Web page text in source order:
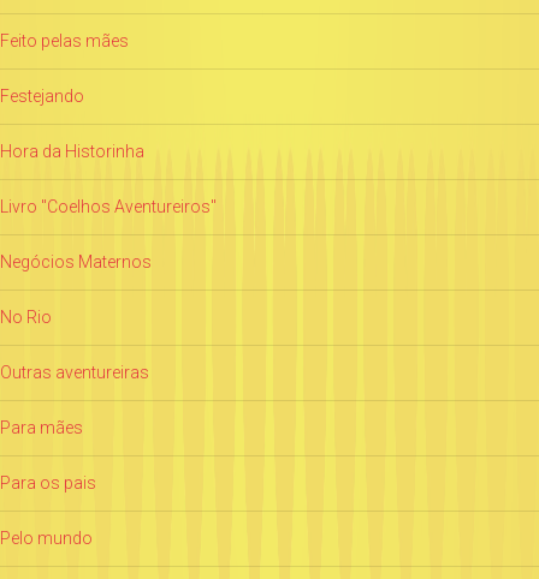
Feito pelas mães
Festejando
Hora da Historinha
Livro "Coelhos Aventureiros"
Negócios Maternos
No Rio
Outras aventureiras
Para mães
Para os pais
Pelo mundo